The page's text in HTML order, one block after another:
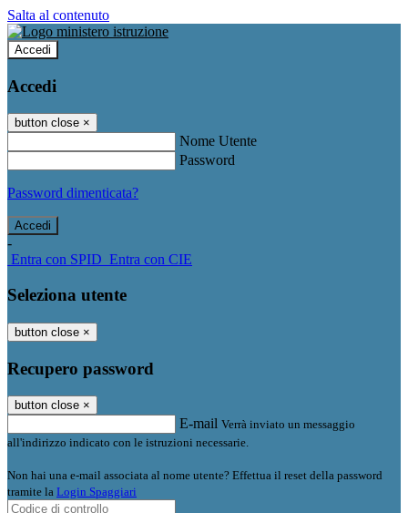
Salta al contenuto
Accedi
Accedi
button close ×
Nome Utente
Password
Password dimenticata?
-
Entra con SPID Entra con CIE
Seleziona utente
button close ×
Recupero password
button close ×
E-mail Verrà inviato un messaggio
all'indirizzo indicato con le istruzioni necessarie.
Non hai una e-mail associata al nome utente? Effettua il reset della password
tramite la Login Spaggiari